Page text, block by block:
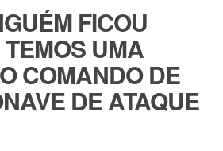
FICOU
UMA
COMANDO DE
DE ATAQUE